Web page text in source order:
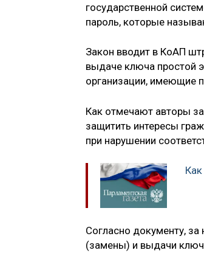
государственной
пароль, которые
Закон вводит в КоАП
выдаче ключа простой
организации, имеющие
Как отмечают авторы
защитить интересы
при нарушении
Согласно документу,
(замены) и выдачи